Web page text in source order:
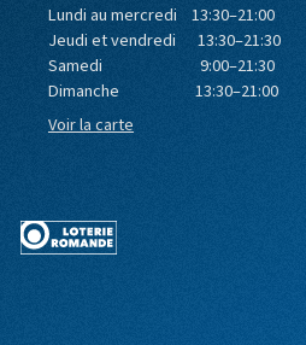
Lundi au mercredi 13:30–21:00
Jeudi et vendredi 13:30–21:30
Samedi 9:00–21:30
Dimanche 13:30–21:00
Voir la carte